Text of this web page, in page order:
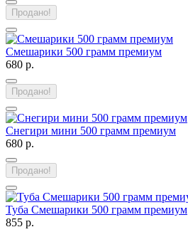
Продано!
Смешарики 500 грамм премиум
680 р.
Продано!
Снегири мини 500 грамм премиум
680 р.
Продано!
Туба Смешарики 500 грамм премиум
855 р.